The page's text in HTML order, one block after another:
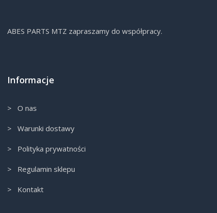
ABES PARTS MTZ zapraszamy do współpracy.
Informacje
> O nas
> Warunki dostawy
> Polityka prywatności
> Regulamin sklepu
> Kontakt